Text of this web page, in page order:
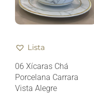
Lista
06 Xícaras Chá
Porcelana Carrara
Vista Alegre